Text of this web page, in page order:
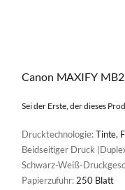
Canon MAXIFY
Sei der Erste, der dieses
Drucktechnologie:Tinte,
Beidseitiger Druck
Schwarz-Weiß-
Papierzufuhr: 250 Blatt